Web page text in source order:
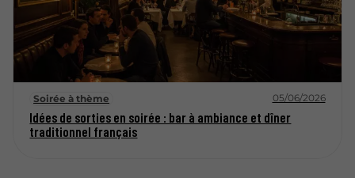
Soirée à thème 05/06/2026
Idées de sorties en soirée : bar à ambiance et dîner
traditionnel français